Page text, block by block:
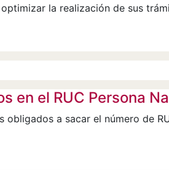
la realización de sus
en el RUC Persona
a sacar el número de